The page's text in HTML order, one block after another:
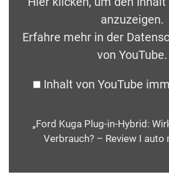
anzuzeigen.
Erfahre mehr in der
von YouTube.
Inhalt von YouTube
„Ford Kuga Plug-in-Hybrid:
Verbrauch? – Review I